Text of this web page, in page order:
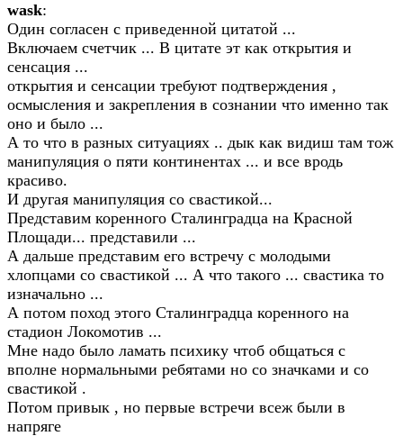
wask:
Один согласен с приведенной цитатой ...
Включаем счетчик ... В цитате эт как открытия и
сенсация ...
открытия и сенсации требуют подтверждения ,
осмысления и закрепления в сознании что именно так
оно и было ...
А то что в разных ситуациях .. дык как видиш там тож
манипуляция о пяти континентах ... и все вродь
красиво.
И другая манипуляция со свастикой...
Представим коренного Сталинградца на Красной
Площади... представили ...
А дальше представим его встречу с молодыми
хлопцами со свастикой ... А что такого ... свастика то
изначально ...
А потом поход этого Сталинградца коренного на
стадион Локомотив ...
Мне надо было ламать психику чтоб общаться с
вполне нормальными ребятами но со значками и со
свастикой .
Потом привык , но первые встречи всеж были в
напряге